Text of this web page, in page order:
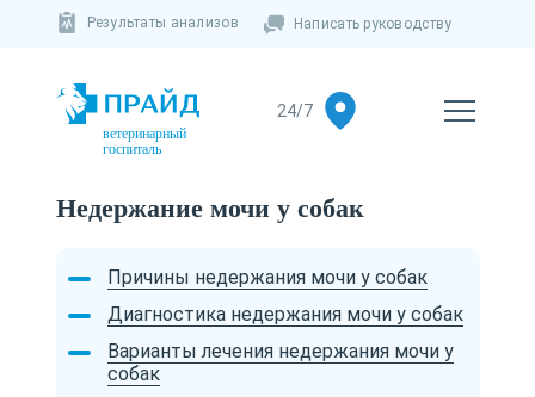
Результаты анализов Написать руководству
ветеринарный
госпиталь
Недержание мочи у собак
Причины недержания мочи у собак
Диагностика недержания мочи у собак
Варианты лечения недержания мочи у
собак